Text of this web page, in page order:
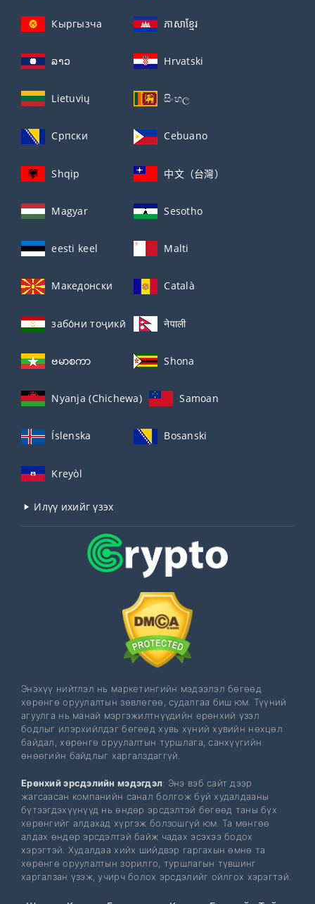
Кыргызча ភាសាខ្មែរ
ລາວ Hrvatski
Lietuvių සිංහල
Српски Cebuano
Shqip 中文（台灣）
Magyar Sesotho
eesti keel Malti
Македонски Català
забо́ни тоҷикӣ́ नेपाली
ဗမာစကာ Shona
Nyanja (Chichewa) Samoan
Íslenska Bosanski
Kreyòl
Илүү ихийг үзэх
Энэхүү нийтлэл нь маркетингийн мэдээлэл бөгөөд
хөрөнгө оруулалтын зөвлөгөө, судалгаа биш юм. Түүний
агуулга нь манай мэргэжилтнүүдийн ерөнхий үзэл
бодлыг илэрхийлдэг бөгөөд хувь хүний ​​​​хувийн нөхцөл
байдал, хөрөнгө оруулалтын туршлага, санхүүгийн
өнөөгийн байдлыг харгалздаггүй.
Ерөнхий эрсдэлийн мэдэгдэл: Энэ вэб сайт дээр
жагсаасан компанийн санал болгож буй худалдааны
бүтээгдэхүүнүүд нь өндөр эрсдэлтэй бөгөөд таны бүх
хөрөнгийг алдахад хүргэж болзошгүй юм. Та мөнгөө
алдах өндөр эрсдэлтэй байж чадах эсэхээ бодох
хэрэгтэй. Худалдаа хийх шийдвэр гаргахын өмнө та
хөрөнгө оруулалтын зорилго, туршлагын түвшинг
харгалзан үзэж, учирч болох эрсдэлийг ойлгох хэрэгтэй.